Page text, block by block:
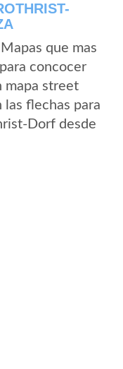
que mas
concocer
mapa street
flechas para
Dorf desde